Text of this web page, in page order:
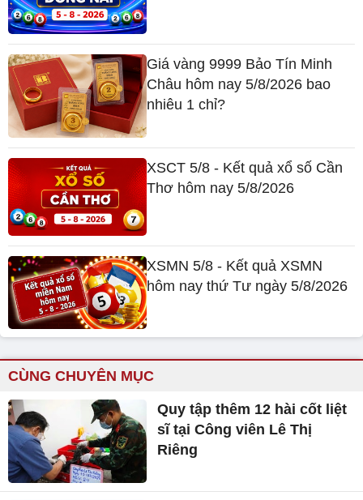
Giá vàng 9999 Bảo Tín Minh
Châu hôm nay 5/8/2026 bao
nhiêu 1 chỉ?
XSCT 5/8 - Kết quả xổ số Cần
Thơ hôm nay 5/8/2026
XSMN 5/8 - Kết quả XSMN
hôm nay thứ Tư ngày 5/8/2026
CÙNG CHUYÊN MỤC
Quy tập thêm 12 hài cốt liệt
sĩ tại Công viên Lê Thị
Riêng